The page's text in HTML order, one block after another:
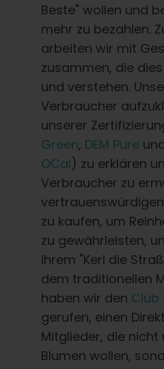
Beste" wollen und
mehr zu bezahlen.
arbeiten wir mit
zusammen, die
und verstehen.
Verbraucher
unserer
Green, DEM Pure
OCal) zu erklären
Verbraucher zu
zu kaufen, um
zu gewährleisten,
ihrem "Kerl die
dem traditionellen
haben wir den Club
gerufen, einen
Mitglieder, die
Blumen wollen,